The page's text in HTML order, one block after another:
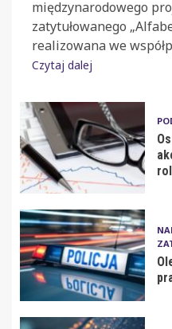
międzynarodowego
zatytułowanego
realizowana we
Czytaj dalej